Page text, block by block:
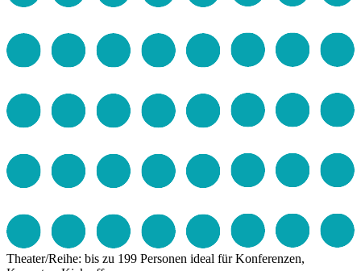
Theater/Reihe: bis zu 199 Personen ideal für Konferenzen,